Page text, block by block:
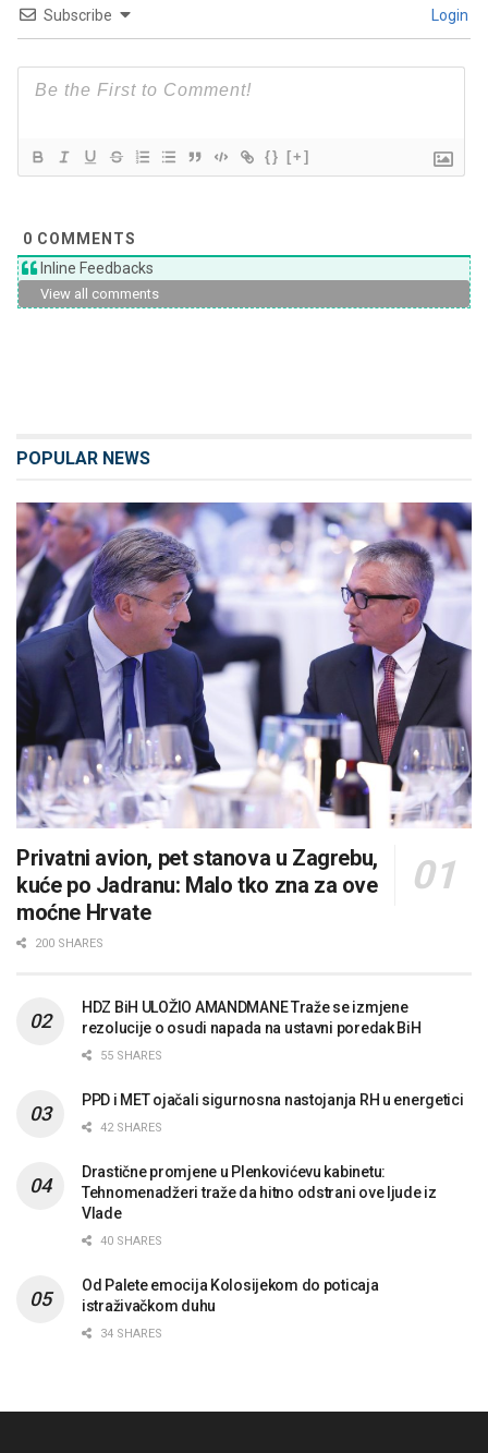
Subscribe Login
{} [+]
0 COMMENTS
Inline Feedbacks
View all comments
POPULAR NEWS
Privatni avion, pet stanova u Zagrebu,
kuće po Jadranu: Malo tko zna za ove
moćne Hrvate
200 SHARES
HDZ BiH ULOŽIO AMANDMANE Traže se izmjene
rezolucije o osudi napada na ustavni poredak BiH
55 SHARES
PPD i MET ojačali sigurnosna nastojanja RH u energetici
42 SHARES
Drastične promjene u Plenkovićevu kabinetu:
Tehnomenadžeri traže da hitno odstrani ove ljude iz
Vlade
40 SHARES
Od Palete emocija Kolosijekom do poticaja
istraživačkom duhu
34 SHARES